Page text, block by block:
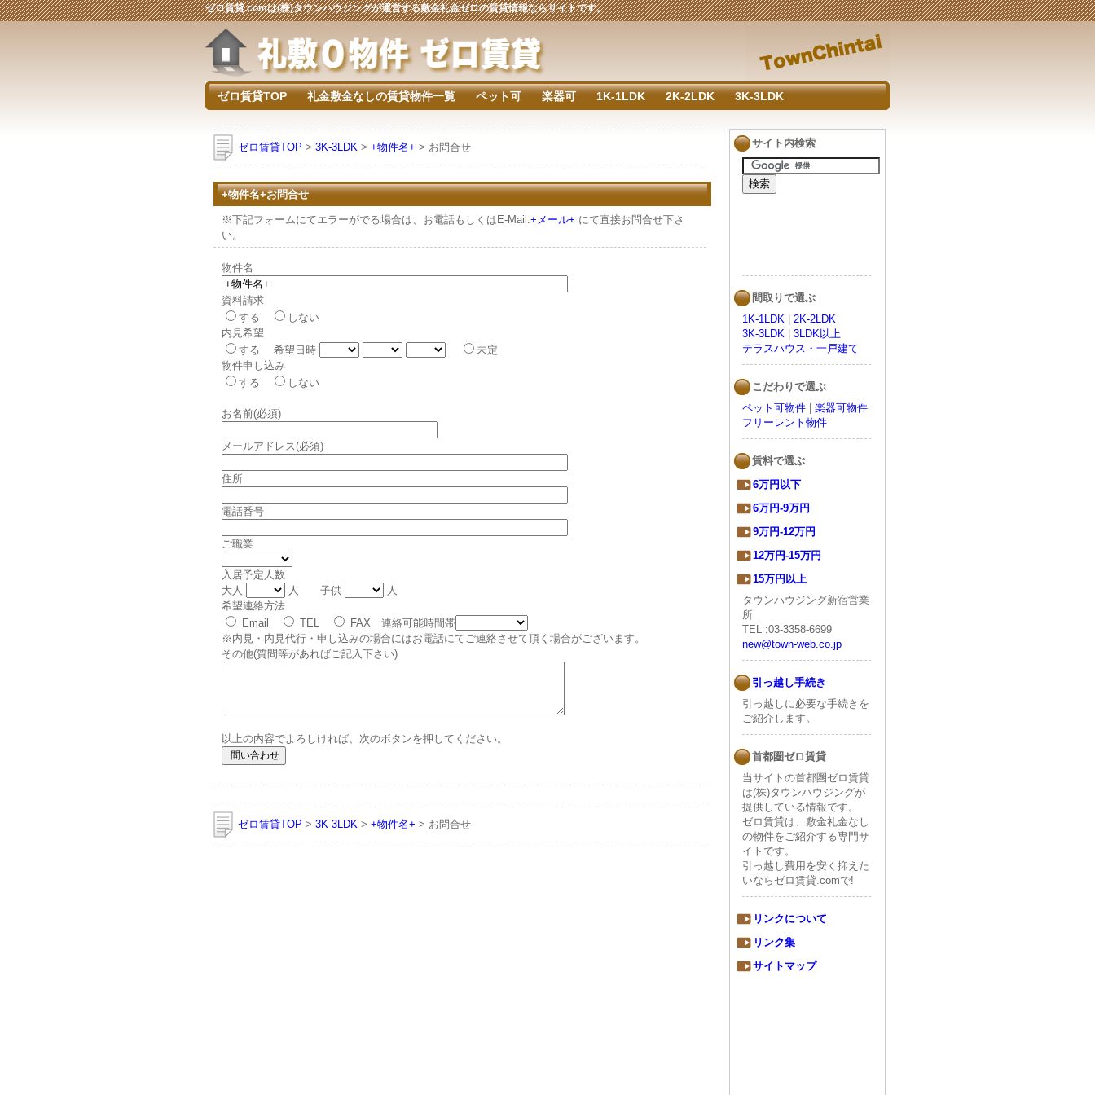
ゼロ賃貸.comは(株)タウンハウジングが運営する敷金礼金ゼロの賃貸情報ならサイトです。
ゼロ賃貸TOP 礼金敷金なしの賃貸物件一覧 ペット可 楽器可 1K-1LDK 2K-2LDK 3K-3LDK
ゼロ賃貸TOP > 3K-3LDK > +物件名+ > お問合せ
+物件名+お問合せ
※下記フォームにてエラーがでる場合は、お電話もしくはE-Mail:+メール+ にて直接お問合せ下さ
い。
物件名
資料請求
する
しない
内見希望
する 希望日時
未定
物件申し込み
する
しない
お名前(必須)
メールアドレス(必須)
住所
電話番号
ご職業
入居予定人数
大人
人 子供
人
希望連絡方法
Email
TEL
FAX 連絡可能時間帯
※内見・内見代行・申し込みの場合にはお電話にてご連絡させて頂く場合がございます。
その他(質問等があればご記入下さい)
以上の内容でよろしければ、次のボタンを押してください。
ゼロ賃貸TOP > 3K-3LDK > +物件名+ > お問合せ
サイト内検索
間取りで選ぶ
1K-1LDK
2K-2LDK
3K-3LDK
3LDK以上
テラスハウス・一戸建て
こだわりで選ぶ
ペット可物件
楽器可物件
フリーレント物件
賃料で選ぶ
6万円以下
6万円-9万円
9万円-12万円
12万円-15万円
15万円以上
タウンハウジング新宿営業
所
TEL :03-3358-6699
new@town-web.co.jp
引っ越し手続き
引っ越しに必要な手続きを
ご紹介します。
首都圏ゼロ賃貸
当サイトの首都圏ゼロ賃貸
は(株)タウンハウジングが
提供している情報です。
ゼロ賃貸は、敷金礼金なし
の物件をご紹介する専門サ
イトです。
引っ越し費用を安く抑えた
いならゼロ賃貸.comで!
リンクについて
リンク集
サイトマップ